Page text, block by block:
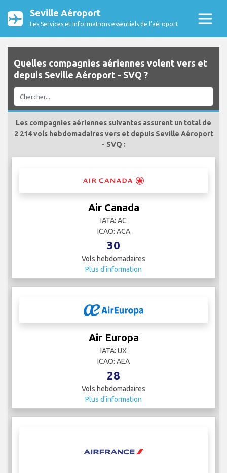
Seville Aéroport
Les Services et Informations essentiels de l’aéroport
Quelles compagnies aériennes volent vers et
depuis Seville Aéroport - SVQ ?
Les compagnies aériennes suivantes assurent un total de
2 214 vols hebdomadaires vers et depuis Seville Aéroport
- SVQ :
Air Canada
IATA: AC
ICAO: ACA
30
Vols hebdomadaires
Plus d'information
Air Europa
IATA: UX
ICAO: AEA
28
Vols hebdomadaires
Plus d'information